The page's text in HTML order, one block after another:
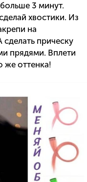
3 минут.
хвостики. Из
на
прическу
прядями. Вплети
же оттенка!